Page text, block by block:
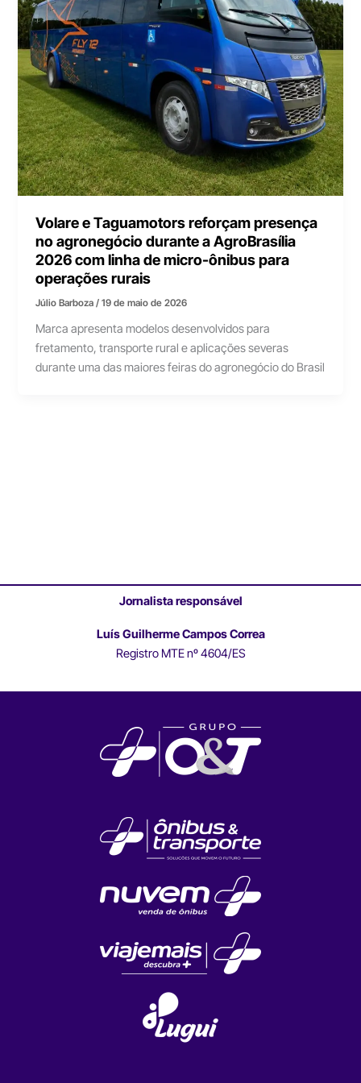
Volare e Taguamotors reforçam presença
no agronegócio durante a AgroBrasília
2026 com linha de micro-ônibus para
operações rurais
Júlio Barboza/19 de maio de 2026
Marca apresenta modelos desenvolvidos para
fretamento, transporte rural e aplicações severas
durante uma das maiores feiras do agronegócio do Brasil
Jornalista responsável
Luís Guilherme Campos Correa
Registro MTE nº 4604/ES